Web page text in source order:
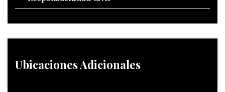
Ubicaciones Adicionales